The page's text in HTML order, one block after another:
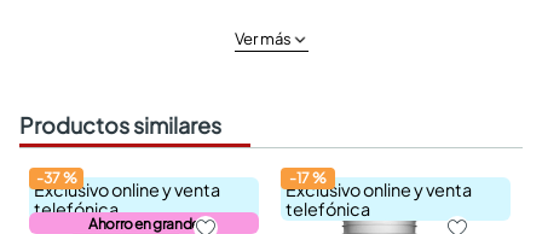
Ver más
Productos similares
Exclusivo online y venta
telefónica
Ahorro en grande
-37%
Exclusivo online y venta
telefónica
-17%